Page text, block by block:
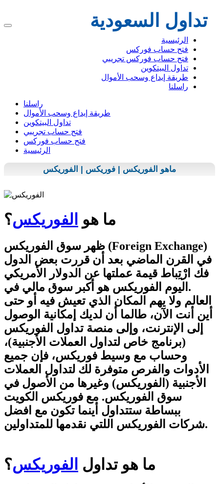
تداول السعودية
الرئيسية
فتح حساب فوركس
فتح حساب فوركس تجريبي
تداول البيتكوين
طريقة إيداع وسحب الأموال
راسلنا
راسلنا
طريقة إيداع وسحب الأموال
تداول البيتكوين
فتح حساب تجريبي
فتح حساب فوركس
الرئيسية
ماهو الفوريكس | فوريكس | الفوريكس
ما هو الفوريكس؟
ظهر سوق الفوريكس (Foreign Exchange)
في القرن الماضي بعد أن قررت بعض الدول
فك ارْتِباط قيمة عملتها عن الدولار الأمريكي
.اليوم الفوريكس هو أكبر سوق مالي في
العالم ولا يهم المكان الذي تعيش فيه أو حتى
أين أنت الآن، طالما أن لديك إمكانية الوصول
إلى الإنترنت، وإلى منصة تداول الفوريكس
(برنامج خاص لتداول العملات الأجنبية)،
وحساب مع وسيط فوريكس، فإن جميع
الأدوات والفرص متوفرة لك لتداول العملات
الأجنبية (الفوريكس) وغيرها من الأصول في
سوق الفوريكس. مع فوريكس الكويت
ببساطة ستتداول أينما تكون مع افضل
شركات الفوريكس اللتي نقدمها للمتداولين.
ما هو تداول الفوريكس؟